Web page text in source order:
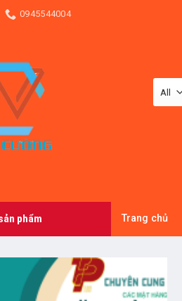
0945544004
phẩm Trang chủ